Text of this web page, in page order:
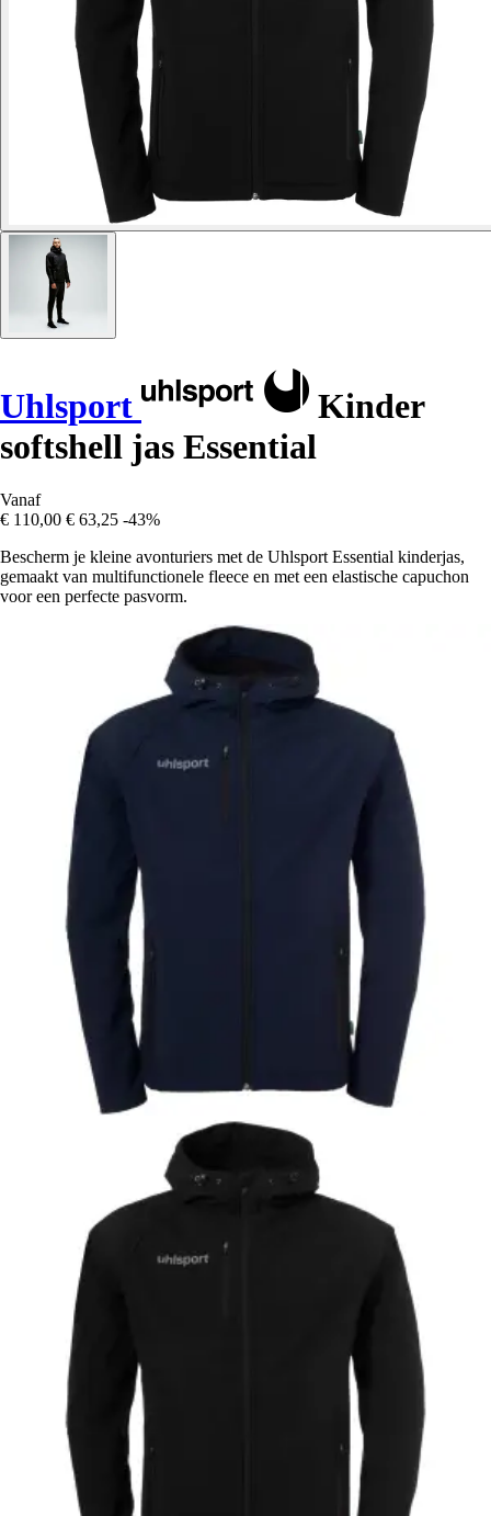
Uhlsport
Kinder
softshell jas Essential
Vanaf
€ 110,00 € 63,25 -43%
Bescherm je kleine avonturiers met de Uhlsport Essential kinderjas,
gemaakt van multifunctionele fleece en met een elastische capuchon
voor een perfecte pasvorm.